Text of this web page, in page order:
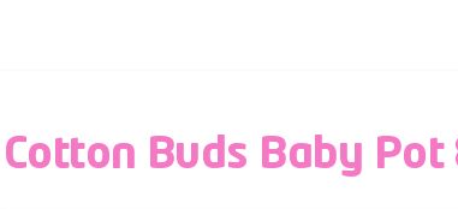
Cotton Buds Baby